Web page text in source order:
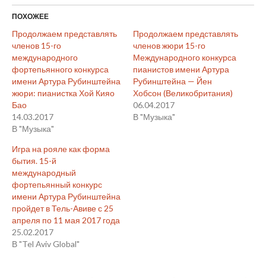
ПОХОЖЕЕ
Продолжаем представлять
членов 15-го
международного
фортепьянного конкурса
имени Артура Рубинштейна
жюри: пианистка Хой Кияо
Бао
14.03.2017
В "Музыка"
Продолжаем представлять
членов жюри 15-го
Международного конкурса
пианистов имени Артура
Рубинштейна — Йен
Хобсон (Великобритания)
06.04.2017
В "Музыка"
Игра на рояле как форма
бытия. 15-й
международный
фортепьянный конкурс
имени Артура Рубинштейна
пройдет в Тель-Авиве с 25
апреля по 11 мая 2017 года
25.02.2017
В "Tel Aviv Global"